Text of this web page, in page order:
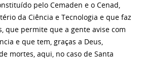
pelo Cemaden e o Cenad,
da Ciência e Tecnologia e que faz
que permite que a gente avise com
e que tem, graças a Deus,
mortes, aqui, no caso de Santa